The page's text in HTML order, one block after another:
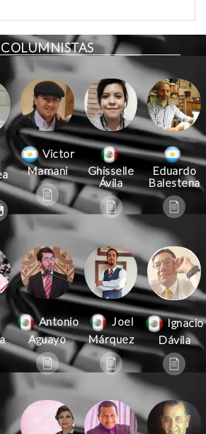
COLUMNISTAS
Victor
Mamani
Ghisselle
Ávila
Eduardo
Balestena
Antonio
Aguayo
Joel
Márquez
Ignacio
Dávila